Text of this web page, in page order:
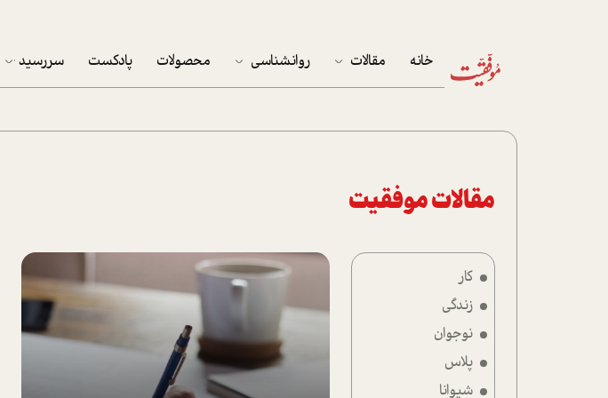
خانه مقالات
پرونده ویژه
روانشناسی محصولات پادکست سررسید
تقویم دیواری
مقالات موفقیت
کار
زندگی
نوجوان
پلاس
شیوانا